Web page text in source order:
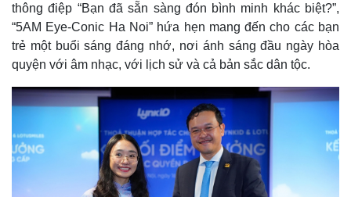
Kinh tế
Bất động sản
Thị trường
Giá vàng
Tiêu dùng
Tỷ giá
thông điệp “Bạn đã sẵn sàng đón bình minh khác biệt?”,
“5AM Eye-Conic Ha Noi” hứa hẹn mang đến cho các bạn
trẻ một buổi sáng đáng nhớ, nơi ánh sáng đầu ngày hòa
quyện với âm nhạc, với lịch sử và cả bản sắc dân tộc.